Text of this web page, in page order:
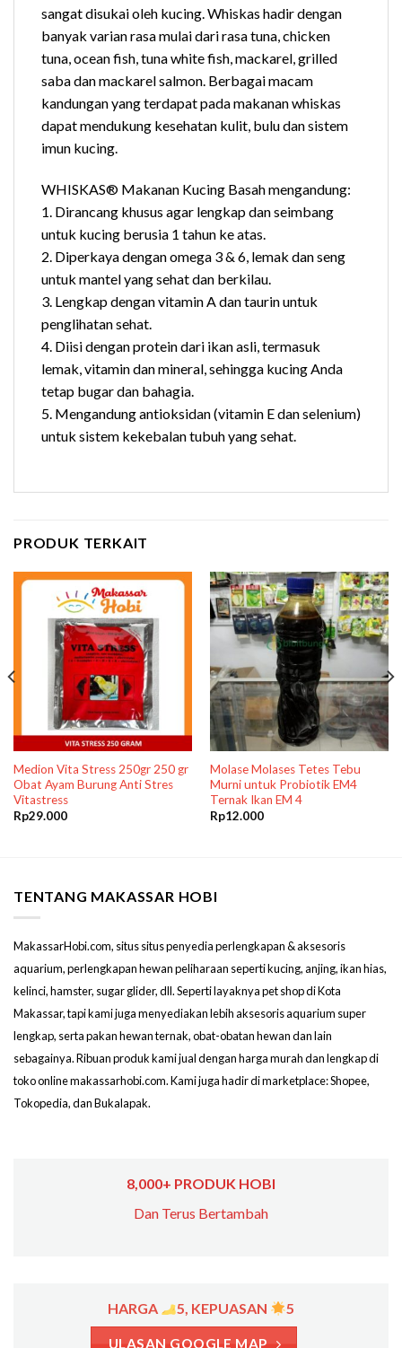
sangat disukai oleh kucing. Whiskas hadir dengan
banyak varian rasa mulai dari rasa tuna, chicken
tuna, ocean fish, tuna white fish, mackarel, grilled
saba dan mackarel salmon. Berbagai macam
kandungan yang terdapat pada makanan whiskas
dapat mendukung kesehatan kulit, bulu dan sistem
imun kucing.
WHISKAS® Makanan Kucing Basah mengandung:
1. Dirancang khusus agar lengkap dan seimbang
untuk kucing berusia 1 tahun ke atas.
2. Diperkaya dengan omega 3 & 6, lemak dan seng
untuk mantel yang sehat dan berkilau.
3. Lengkap dengan vitamin A dan taurin untuk
penglihatan sehat.
4. Diisi dengan protein dari ikan asli, termasuk
lemak, vitamin dan mineral, sehingga kucing Anda
tetap bugar dan bahagia.
5. Mengandung antioksidan (vitamin E dan selenium)
untuk sistem kekebalan tubuh yang sehat.
PRODUK TERKAIT
Medion Vita Stress 250gr 250 gr
Obat Ayam Burung Anti Stres
Vitastress
Rp29.000
Molase Molases Tetes Tebu
Murni untuk Probiotik EM4
Ternak Ikan EM 4
Rp12.000
TENTANG MAKASSAR HOBI
MakassarHobi.com, situs situs penyedia perlengkapan & aksesoris
aquarium, perlengkapan hewan peliharaan seperti kucing, anjing, ikan hias,
kelinci, hamster, sugar glider, dll. Seperti layaknya pet shop di Kota
Makassar, tapi kami juga menyediakan lebih aksesoris aquarium super
lengkap, serta pakan hewan ternak, obat-obatan hewan dan lain
sebagainya. Ribuan produk kami jual dengan harga murah dan lengkap di
toko online makassarhobi.com. Kami juga hadir di marketplace: Shopee,
Tokopedia, dan Bukalapak.
8,000+ PRODUK HOBI
Dan Terus Bertambah
HARGA 5, KEPUASAN 5
ULASAN GOOGLE MAP